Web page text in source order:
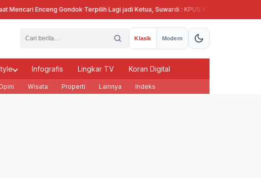
Enceng Gondok·Terpilih Lagi jadi Ketua, Suwardi : KPUS Kendal Siap Terlibat
Klasik Modern
Infografis Lingkar TV Koran Digital
Wisata Properti Lainnya Indeks